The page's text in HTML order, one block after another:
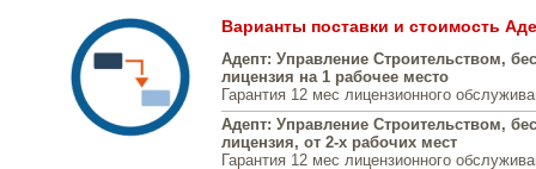
Варианты поставки и стоимость
Адепт: Управление Cтроительством,
лицензия на 1 рабочее место
Гарантия 12 мес лицензионного
Адепт: Управление Cтроительством,
лицензия, от 2-х рабочих мест
Гарантия 12 мес лицензионного